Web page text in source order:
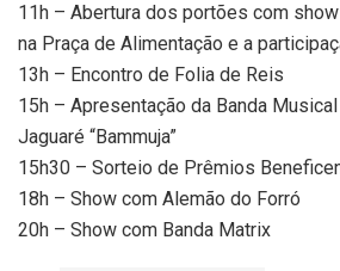
11h – Abertura dos portões com
na Praça de Alimentação e a
13h – Encontro de Folia de Reis
15h – Apresentação da Banda
Jaguaré “Bammuja”
15h30 – Sorteio de Prêmios
18h – Show com Alemão do Forró
20h – Show com Banda Matrix